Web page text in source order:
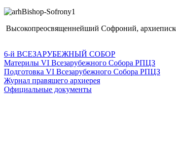
Высокопреосвященнейший Софроний,
6-й ВСЕЗАРУБЕЖНЫЙ СОБОР
Материлы VI Всезарубежного Собора РПЦЗ
Подготовка VI Всезарубежного Собора РПЦЗ
Журнал правящего архиерея
Официальные документы